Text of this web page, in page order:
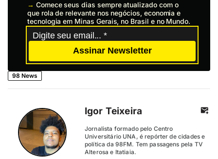
→ Comece seus dias sempre atualizado com o
que rola de relevante nos negócios, economia e
tecnologia em Minas Gerais, no Brasil e no Mundo.
Assinar Newsletter
98 News
Igor Teixeira
Jornalista formado pelo Centro
Universitário UNA, é repórter de cidades e
política da 98FM. Tem passagens pela TV
Alterosa e Itatiaia.